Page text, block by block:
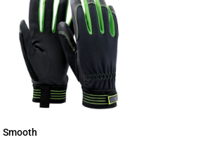
Smooth